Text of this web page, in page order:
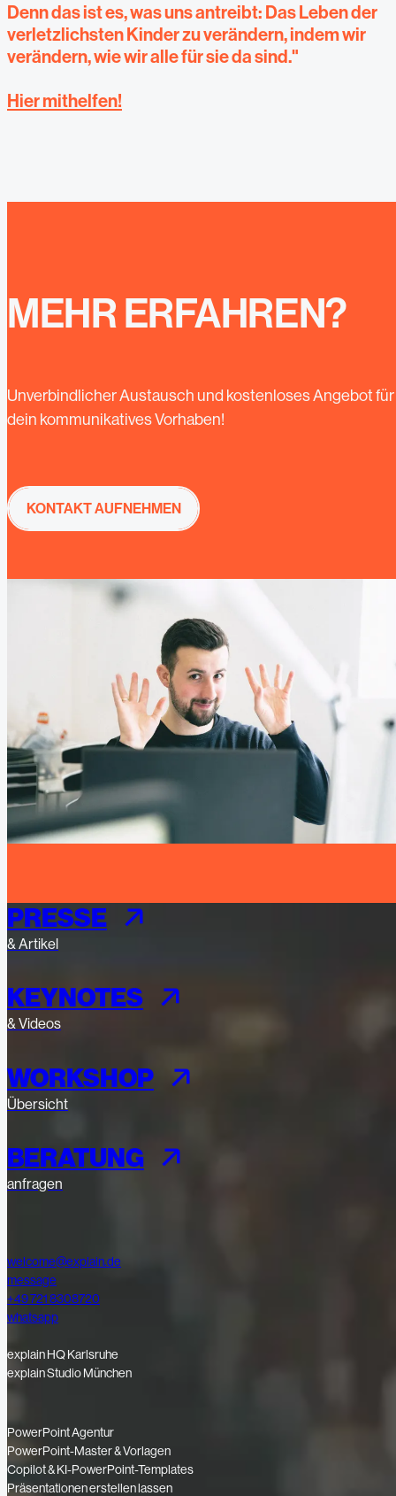
Denn das ist es, was uns antreibt: Das Leben der
verletzlichsten Kinder zu verändern, indem wir
verändern, wie wir alle für sie da sind."
Hier mithelfen!
MEHR ERFAHREN?
Unverbindlicher Austausch und kostenloses Angebot für
dein kommunikatives Vorhaben!
KONTAKT AUFNEHMEN
KONTAKT AUFNEHMEN
PRESSE
& Artikel
KEYNOTES
& Videos
WORKSHOP
Übersicht
BERATUNG
anfragen
welcome@explain.de
message
+49 721 8308720
whatsapp
explain HQ Karlsruhe
explain Studio München
PowerPoint Agentur
PowerPoint-Master & Vorlagen
Copilot & KI-PowerPoint-Templates
Präsentationen erstellen lassen